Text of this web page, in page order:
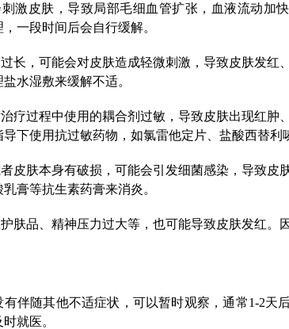
刺激皮肤，导致局部毛细血管扩张，血液流动加
一段时间后会自行缓解。
长，可能会对皮肤造成轻微刺激，导致皮肤发红
水湿敷来缓解不适。
疗过程中使用的耦合剂过敏，导致皮肤出现红肿
下使用抗过敏药物，如氯雷他定片、盐酸西替利
皮肤本身有破损，可能会引发细菌感染，导致皮
膏等抗生素药膏来消炎。
肤品、精神压力过大等，也可能导致皮肤发红。
有伴随其他不适症状，可以暂时观察，通常1-2天
就医。